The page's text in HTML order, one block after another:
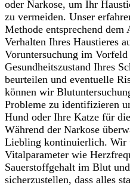
oder Narkose, um Ihr
zu vermeiden. Unser
Methode entsprechend
Verhalten Ihres Haustieres
Voruntersuchung im
Gesundheitszustand Ihres
beurteilen und eventuelle
können wir
Probleme zu identifizieren
Hund oder Ihre Katze für
Während der Narkose
Liebling kontinuierlich. Wir
Vitalparameter wie
Sauerstoffgehalt im Blut
sicherzustellen, dass alles